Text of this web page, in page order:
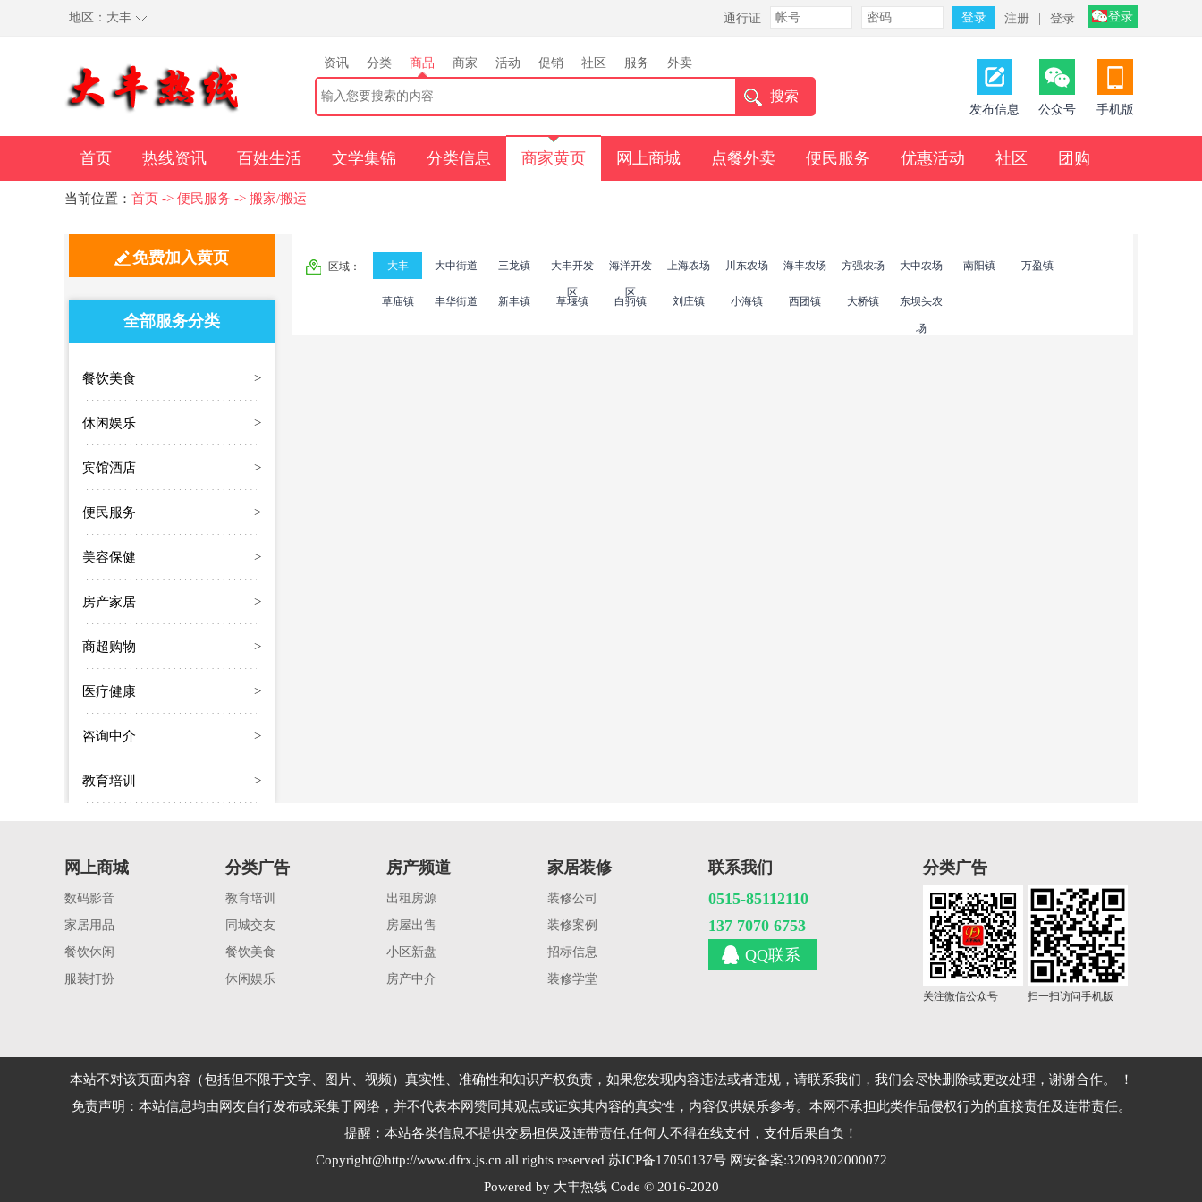
地区： 大丰 通行证 注册 登录 登录
资讯 分类 商品 商家 活动 促销 社区 服务 外卖
发布信息 公众号 手机版
首页 热线资讯 百姓生活 文学集锦 分类信息 商家黄页 网上商城 点餐外卖 便民服务 优惠活动 社区 团购
当前位置： 首页 -> 便民服务 -> 搬家/搬运
免费加入黄页
全部服务分类
餐饮美食 >
休闲娱乐 >
宾馆酒店 >
便民服务 >
美容保健 >
房产家居 >
商超购物 >
医疗健康 >
咨询中介 >
教育培训 >
区域： 大丰 大中街道 三龙镇 大丰开发
区
海洋开发
区
上海农场 川东农场 海丰农场 方强农场 大中农场 南阳镇 万盈镇
草庙镇 丰华街道 新丰镇 草堰镇 白驹镇 刘庄镇 小海镇 西团镇 大桥镇 东坝头农
场
网上商城
数码影音
家居用品
餐饮休闲
服装打扮
分类广告
教育培训
同城交友
餐饮美食
休闲娱乐
房产频道
出租房源
房屋出售
小区新盘
房产中介
家居装修
装修公司
装修案例
招标信息
装修学堂
联系我们
0515-85112110
137 7070 6753
QQ联系
分类广告
关注微信公众号 扫一扫访问手机版
本站不对该页面内容（包括但不限于文字、图片、视频）真实性、准确性和知识产权负责，如果您发现内容违法或者违规，请联系我们，我们会尽快删除或更改处理，谢谢合作。 ！
免责声明：本站信息均由网友自行发布或采集于网络，并不代表本网赞同其观点或证实其内容的真实性，内容仅供娱乐参考。本网不承担此类作品侵权行为的直接责任及连带责任。
提醒：本站各类信息不提供交易担保及连带责任,任何人不得在线支付，支付后果自负！
Copyright@http://www.dfrx.js.cn all rights reserved 苏ICP备17050137号网安备案:32098202000072
Powered by 大丰热线 Code © 2016-2020